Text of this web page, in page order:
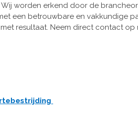
worden erkend door de
een betrouwbare en vakkundige
resultaat. Neem direct contact op